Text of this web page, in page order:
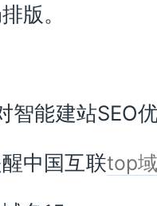
版。
智能建站SEO
中国互联top